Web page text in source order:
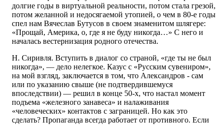
долгие годы в виртуальной реальности, потом стала грезой,
потом желанной и недосягаемой утопией, о чем в 80-е годы
спел нам Вячеслав Бутусов в своем знаменитом шлягере:
«Прощай, Америка, о, где я не буду никогда…» С него и
началась вестернизация родного отечества.
Н. Сиривля. Вступить в диалог со страной, «где ты не был
никогда», — дело нелегкое. Казус с «Русским сувениром»,
на мой взгляд, заключается в том, что Александров - сам
или по указанию свыше (не подтвердившемуся
впоследствии) — решил в конце 50-х, что настал момент
подъема «железного занавеса» и налаживания
«человеческих» контактов с заграницей. Но как это
сделать? Пропаганда всегда работает от противного. Если